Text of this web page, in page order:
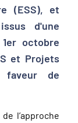
(ESS), et
d'une
octobre
et Projets
faveur de
l’approche